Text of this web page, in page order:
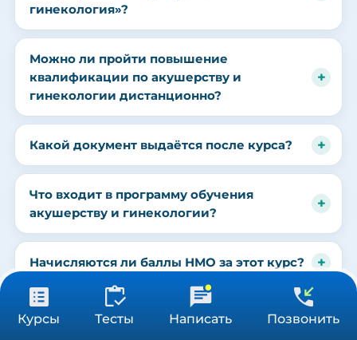
Курсы Тесты Написать Позвонить
гинекология»?
Можно ли пройти повышение
квалификации по акушерству и
гинекологии дистанционно?
Какой документ выдаётся после курса?
Что входит в программу обучения
акушерству и гинекологии?
Начисляются ли баллы НМО за этот курс?
Сколько стоит обучение по акушерству и
гинекологии?
от 3 900 ₽
36/72/144 ч Получить консультацию